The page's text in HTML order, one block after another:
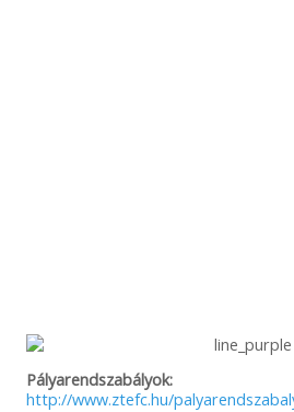
Pályarendszabályok:
http://www.ztefc.hu/